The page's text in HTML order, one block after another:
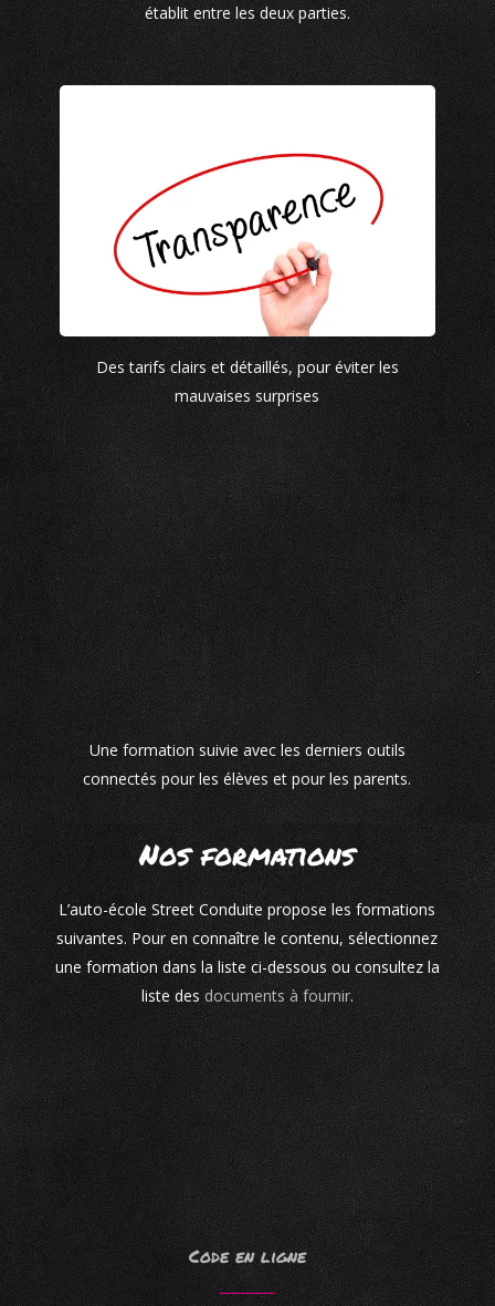
établit entre les deux parties.
Des tarifs clairs et détaillés, pour éviter les
mauvaises surprises
Une formation suivie avec les derniers outils
connectés pour les élèves et pour les parents.
Nos formations
L’auto-école Street Conduite propose les formations
suivantes. Pour en connaître le contenu, sélectionnez
une formation dans la liste ci-dessous ou consultez la
liste desdocuments à fournir.
Code en ligne